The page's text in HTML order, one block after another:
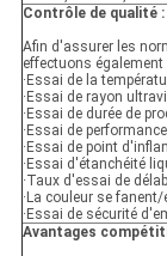
Contrôle de qualité :
Afin d'assurer les
effectuons
·Essai de la
·Essai de rayon
·Essai de durée de
·Essai de
·Essai de point
·Essai d'étanchéité
·Taux d'essai de
·La couleur se
·Essai de sécurité
Avantages